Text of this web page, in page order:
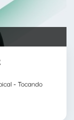
- Tocando